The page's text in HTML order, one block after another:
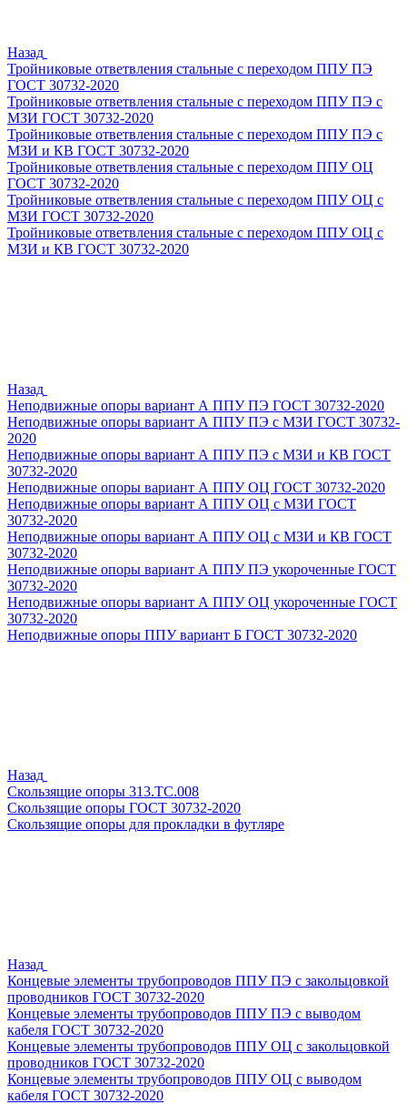
Назад
Тройниковые ответвления стальные с переходом ППУ ПЭ
ГОСТ 30732-2020
Тройниковые ответвления стальные с переходом ППУ ПЭ с
МЗИ ГОСТ 30732-2020
Тройниковые ответвления стальные с переходом ППУ ПЭ с
МЗИ и КВ ГОСТ 30732-2020
Тройниковые ответвления стальные с переходом ППУ ОЦ
ГОСТ 30732-2020
Тройниковые ответвления стальные с переходом ППУ ОЦ с
МЗИ ГОСТ 30732-2020
Тройниковые ответвления стальные с переходом ППУ ОЦ с
МЗИ и КВ ГОСТ 30732-2020
Назад
Неподвижные опоры вариант А ППУ ПЭ ГОСТ 30732-2020
Неподвижные опоры вариант А ППУ ПЭ с МЗИ ГОСТ 30732-
2020
Неподвижные опоры вариант А ППУ ПЭ с МЗИ и КВ ГОСТ
30732-2020
Неподвижные опоры вариант А ППУ ОЦ ГОСТ 30732-2020
Неподвижные опоры вариант А ППУ ОЦ с МЗИ ГОСТ
30732-2020
Неподвижные опоры вариант А ППУ ОЦ с МЗИ и КВ ГОСТ
30732-2020
Неподвижные опоры вариант А ППУ ПЭ укороченные ГОСТ
30732-2020
Неподвижные опоры вариант А ППУ ОЦ укороченные ГОСТ
30732-2020
Неподвижные опоры ППУ вариант Б ГОСТ 30732-2020
Назад
Скользящие опоры 313.ТС.008
Скользящие опоры ГОСТ 30732-2020
Скользящие опоры для прокладки в футляре
Назад
Концевые элементы трубопроводов ППУ ПЭ с закольцовкой
проводников ГОСТ 30732-2020
Концевые элементы трубопроводов ППУ ПЭ с выводом
кабеля ГОСТ 30732-2020
Концевые элементы трубопроводов ППУ ОЦ с закольцовкой
проводников ГОСТ 30732-2020
Концевые элементы трубопроводов ППУ ОЦ с выводом
кабеля ГОСТ 30732-2020